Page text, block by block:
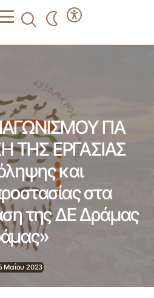
ΓΙΑ
ΤΗΣ ΕΡΓΑΣΙΑΣ
και
στα
της ΔΕ Δράμας
Μαΐου 2023